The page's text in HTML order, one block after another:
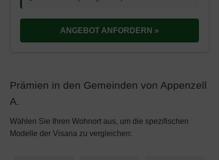
ANGEBOT ANFORDERN »
Prämien in den Gemeinden von Appenzell
A.
Wählen Sie Ihren Wohnort aus, um die spezifischen
Modelle der Visana zu vergleichen: